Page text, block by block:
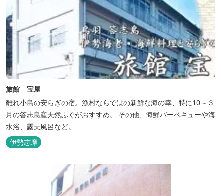
旅館 宝屋
離れ小島の安らぎの宿。漁村ならではの新鮮な海の幸、特に10～３
月の答志島産天然ふぐがおすすめ。 その他、海鮮バーベキューや海
水浴、露天風呂など。
伊勢志摩